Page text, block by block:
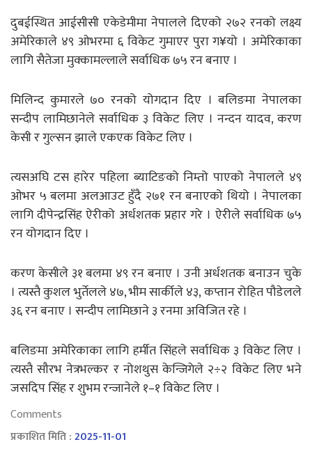
दुबईस्थित आईसीसी एकेडेमीमा नेपालले दिएको २७२ रनको लक्ष्य
अमेरिकाले ४९ ओभरमा ६ विकेट गुमाएर पुरा ग¥यो । अमेरिकाका
लागि सैतेजा मुक्कामल्लाले सर्वाधिक ७५ रन बनाए ।
मिलिन्द कुमारले ७० रनको योगदान दिए । बलिङमा नेपालका
सन्दीप लामिछानेले सर्वाधिक ३ विकेट लिए । नन्दन यादव, करण
केसी र गुल्सन झाले एकएक विकेट लिए ।
त्यसअघि टस हारेर पहिला ब्याटिङको निम्तो पाएको नेपालले ४९
ओभर ५ बलमा अलआउट हुँदै २७१ रन बनाएको थियो । नेपालका
लागि दीपेन्द्रसिंह ऐरीको अर्धशतक प्रहार गरे । ऐरीले सर्वाधिक ७५
रन योगदान दिए ।
करण केसीले ३१ बलमा ४९ रन बनाए । उनी अर्धशतक बनाउन चुके
। त्यस्तै कुशल भुर्तेलले ४७, भीम सार्कीले ४३, कप्तान रोहित पौडेलले
३६ रन बनाए । सन्दीप लामिछाने ३ रनमा अविजित रहे ।
बलिङमा अमेरिकाका लागि हर्मीत सिंहले सर्वाधिक ३ विकेट लिए ।
त्यस्तै सौरभ नेत्रभल्कर र नोशथुस केन्जिगेले २÷२ विकेट लिए भने
जसदिप सिंह र शुभम रन्जानेले १–१ विकेट लिए ।
Comments
प्रकाशित मिति :2025-11-01